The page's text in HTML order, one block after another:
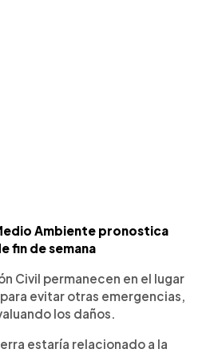
Ambiente pronostica
fin de semana
Civil permanecen en el lugar
evitar otras emergencias,
los daños.
estaría relacionado a la